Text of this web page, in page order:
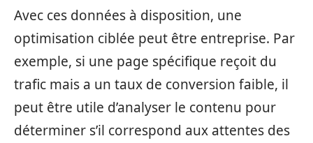
Avec ces données à disposition, une
optimisation ciblée peut être entreprise. Par
exemple, si une page spécifique reçoit du
trafic mais a un taux de conversion faible, il
peut être utile d’analyser le contenu pour
déterminer s’il correspond aux attentes des